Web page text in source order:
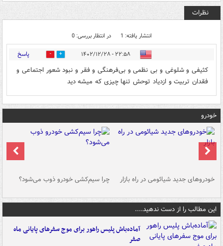
نظرات
انتشار یافته: 1 در انتظار بررسی: 0
۲۲:۵۸ - ۱۴۰۲/۱۲/۲۸ 0 پاسخ
کثیفی و شلوغی و بی نظمی و بی‌فرهنگی و فقر و نبود شعور اجتماعی و
فقدان تربیت و ازدیاد توحش تنها چیزی که میشه دید
خودرو
خودروهای جدید شیائومی در راه بازار چرا سیم‌کشی خودرو ذوب می‌شود؟
این مطالب را از دست ندهید....
آماده‌باش پلیس راهور برای موج سفرهای پایانی ماه
صفر